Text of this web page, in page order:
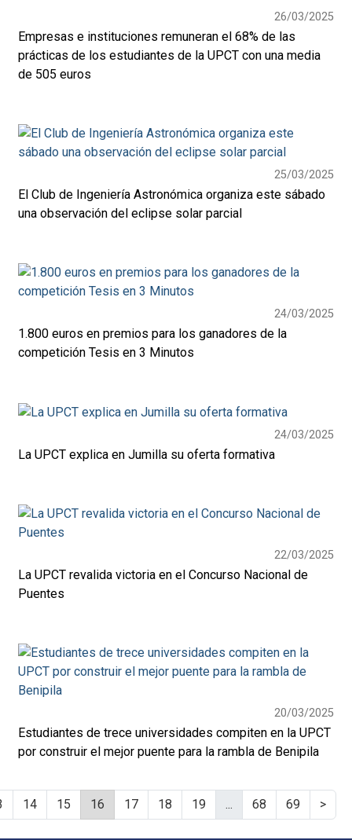
26/03/2025
Empresas e instituciones remuneran el 68% de las
prácticas de los estudiantes de la UPCT con una media
de 505 euros
25/03/2025
El Club de Ingeniería Astronómica organiza este sábado
una observación del eclipse solar parcial
24/03/2025
1.800 euros en premios para los ganadores de la
competición Tesis en 3 Minutos
24/03/2025
La UPCT explica en Jumilla su oferta formativa
22/03/2025
La UPCT revalida victoria en el Concurso Nacional de
Puentes
20/03/2025
Estudiantes de trece universidades compiten en la UPCT
por construir el mejor puente para la rambla de Benipila
14 15 16 17 18 19 ... 68 69 >